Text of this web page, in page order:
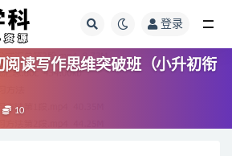
登录
阅读写作思维突破班（小升初衔
10